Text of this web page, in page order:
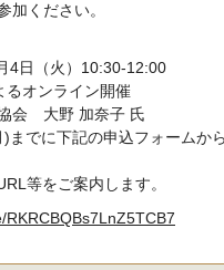
加ください。
日（火）10:30-12:00
オンライン開催
会 大野 加奈子 氏
でに下記の申込フォームか
等をご案内します。
RKRCBQBs7LnZ5TCB7